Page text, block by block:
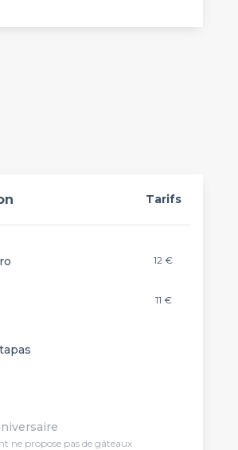
Tarifs
12 €
11 €
ne propose pas de gâteaux